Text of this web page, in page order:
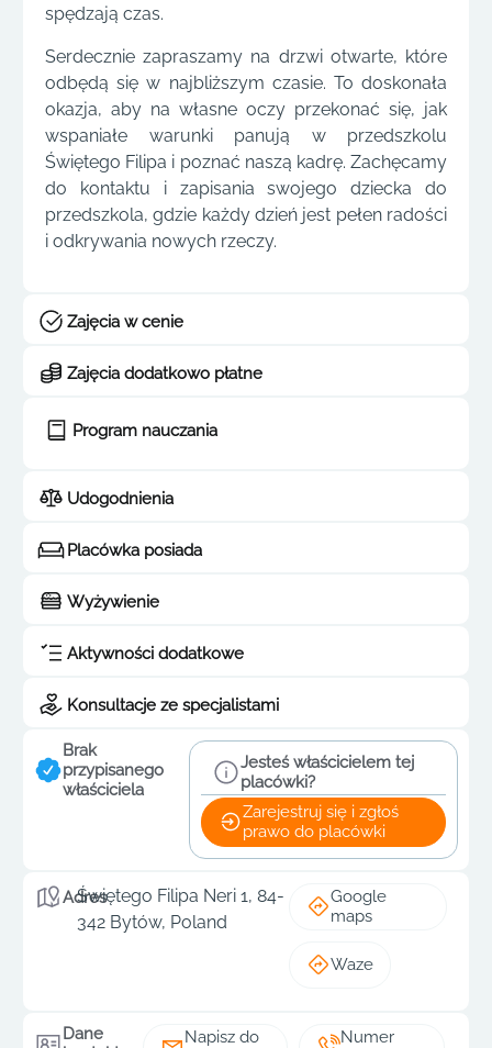
spędzają czas.
Serdecznie zapraszamy na drzwi otwarte, które
odbędą się w najbliższym czasie. To doskonała
okazja, aby na własne oczy przekonać się, jak
wspaniałe warunki panują w przedszkolu
Świętego Filipa i poznać naszą kadrę. Zachęcamy
do kontaktu i zapisania swojego dziecka do
przedszkola, gdzie każdy dzień jest pełen radości
i odkrywania nowych rzeczy.
Zajęcia w cenie
Zajęcia dodatkowo płatne
Program nauczania
Udogodnienia
Placówka posiada
Wyżywienie
Aktywności dodatkowe
Konsultacje ze specjalistami
Brak
przypisanego
właściciela
Jesteś właścicielem tej
placówki?
Zarejestruj się i zgłoś
prawo do placówki
Adres
Świętego Filipa Neri 1, 84-
342 Bytów, Poland
Google
maps
Waze
Dane
Napisz do
Numer